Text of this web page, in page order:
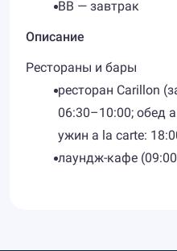
BB — завтрак
Описание
Рестораны и бары
ресторан Carillon
06:30–10:00; обед
ужин a la carte:
лаундж-кафе